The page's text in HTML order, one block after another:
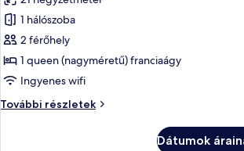
szoba
összes
képének
megtekintése:
Szoba,
queen
1 hálószoba
2 férőhely
1 queen (nagyméretű) franciaágy
Ingyenes wifi
További részletek
Szoba,
Dátumok